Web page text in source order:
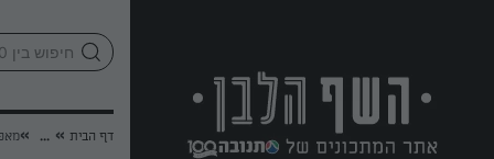
דף הבית »
...
»